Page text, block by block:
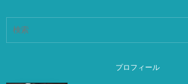
プロフィール